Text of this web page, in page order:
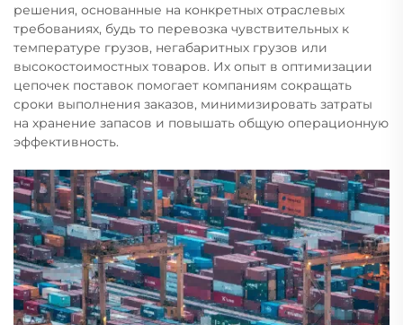
решения, основанные на конкретных отраслевых
требованиях, будь то перевозка чувствительных к
температуре грузов, негабаритных грузов или
высокостоимостных товаров. Их опыт в оптимизации
цепочек поставок помогает компаниям сокращать
сроки выполнения заказов, минимизировать затраты
на хранение запасов и повышать общую операционную
эффективность.